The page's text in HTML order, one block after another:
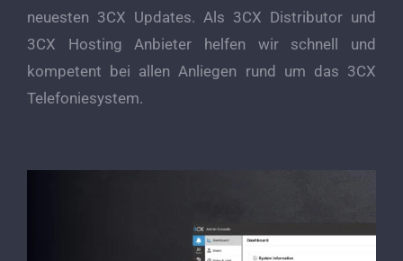
neuesten 3CX Updates. Als 3CX Distributor und
3CX Hosting Anbieter helfen wir schnell und
kompetent bei allen Anliegen rund um das 3CX
Telefoniesystem.